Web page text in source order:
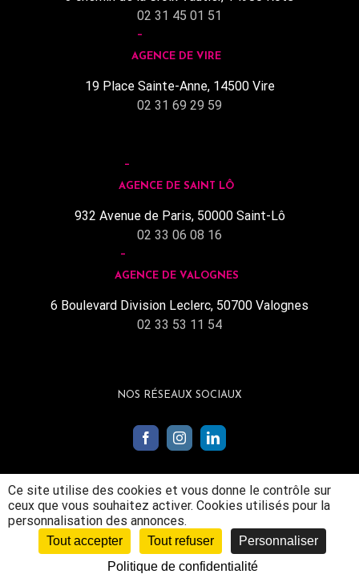
02 31 45 01 51
AGENCE DE VIRE
19 Place Sainte-Anne, 14500 Vire
02 31 69 29 59
AGENCE DE SAINT LÔ
932 Avenue de Paris, 50000 Saint-Lô
02 33 06 08 16
AGENCE DE VALOGNES
6 Boulevard Division Leclerc, 50700 Valognes
02 33 53 11 54
NOS RÉSEAUX SOCIAUX
Mentions légales|Politique de confidentialité|© conception
Mediapilote Normandie
Ce site utilise des cookies et vous donne le contrôle sur
ceux que vous souhaitez activer. Cookies utilisés pour la
personnalisation des annonces.
Tout accepter Tout refuser
Personnaliser
Politique de confidentialité